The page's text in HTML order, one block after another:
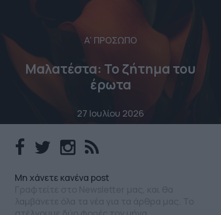
Α' ΠΡΟΣΩΠΟ
Μαλατέστα: Το ζήτημα του
έρωτα
27 Ιουλίου 2026
Mη χάνετε κανένα post